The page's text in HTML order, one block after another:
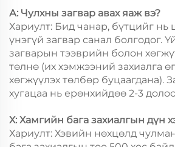
А: Чулхны загвар авах яаж вэ?
Хариулт: Бид чанар, бүтцийг нь
үнэгүй загвар санал болгодог.
загварын тээврийн болон
төлнө (их хэмжээний захиалга
хөгжүүлэх төлбөр буцаагдана).
хугацаа нь ерөнхийдөө 2-3
Х: Хамгийн бага захиалгын дүн
Хариулт: Хэвийн нөхцөлд